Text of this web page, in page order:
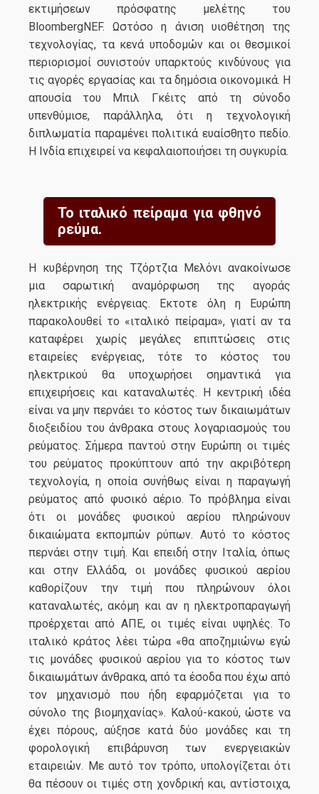
εκτιμήσεων πρόσφατης μελέτης του
BloombergNEF. Ωστόσο η άνιση υιοθέτηση της
τεχνολογίας, τα κενά υποδομών και οι θεσμικοί
περιορισμοί συνιστούν υπαρκτούς κινδύνους για
τις αγορές εργασίας και τα δημόσια οικονομικά. Η
απουσία του Μπιλ Γκέιτς από τη σύνοδο
υπενθύμισε, παράλληλα, ότι η τεχνολογική
διπλωματία παραμένει πολιτικά ευαίσθητο πεδίο.
Η Ινδία επιχειρεί να κεφαλαιοποιήσει τη συγκυρία.
Το ιταλικό πείραμα για φθηνό
ρεύμα.
Η κυβέρνηση της Τζόρτζια Μελόνι ανακοίνωσε
μια σαρωτική αναμόρφωση της αγοράς
ηλεκτρικής ενέργειας. Εκτοτε όλη η Ευρώπη
παρακολουθεί το «ιταλικό πείραμα», γιατί αν τα
καταφέρει χωρίς μεγάλες επιπτώσεις στις
εταιρείες ενέργειας, τότε το κόστος του
ηλεκτρικού θα υποχωρήσει σημαντικά για
επιχειρήσεις και καταναλωτές. Η κεντρική ιδέα
είναι να μην περνάει το κόστος των δικαιωμάτων
διοξειδίου του άνθρακα στους λογαριασμούς του
ρεύματος. Σήμερα παντού στην Ευρώπη οι τιμές
του ρεύματος προκύπτουν από την ακριβότερη
τεχνολογία, η οποία συνήθως είναι η παραγωγή
ρεύματος από φυσικό αέριο. Το πρόβλημα είναι
ότι οι μονάδες φυσικού αερίου πληρώνουν
δικαιώματα εκπομπών ρύπων. Αυτό το κόστος
περνάει στην τιμή. Και επειδή στην Ιταλία, όπως
και στην Ελλάδα, οι μονάδες φυσικού αερίου
καθορίζουν την τιμή που πληρώνουν όλοι
καταναλωτές, ακόμη και αν η ηλεκτροπαραγωγή
προέρχεται από ΑΠΕ, οι τιμές είναι υψηλές. Το
ιταλικό κράτος λέει τώρα «θα αποζημιώνω εγώ
τις μονάδες φυσικού αερίου για το κόστος των
δικαιωμάτων άνθρακα, από τα έσοδα που έχω από
τον μηχανισμό που ήδη εφαρμόζεται για το
σύνολο της βιομηχανίας». Καλού-κακού, ώστε να
έχει πόρους, αύξησε κατά δύο μονάδες και τη
φορολογική επιβάρυνση των ενεργειακών
εταιρειών. Με αυτό τον τρόπο, υπολογίζεται ότι
θα πέσουν οι τιμές στη χονδρική και, αντίστοιχα,